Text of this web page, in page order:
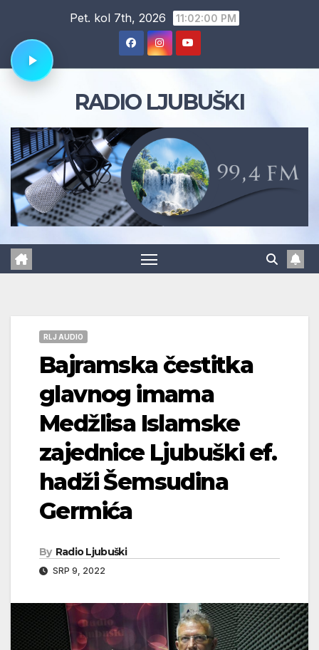
content
Pet. kol 7th, 2026 11:02:01 PM
RADIO LJUBUŠKI
RLJ AUDIO
Bajramska čestitka
glavnog imama
Medžlisa Islamske
zajednice Ljubuški ef.
hadži Šemsudina
Germića
By Radio Ljubuški
SRP 9, 2022